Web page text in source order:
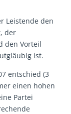
Leistende den
der
den Vorteil
ist.
entschied (3
einen hohen
Partei